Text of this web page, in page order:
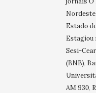
Estado
Estagiou
Sesi-
(BNB),
AM 930,